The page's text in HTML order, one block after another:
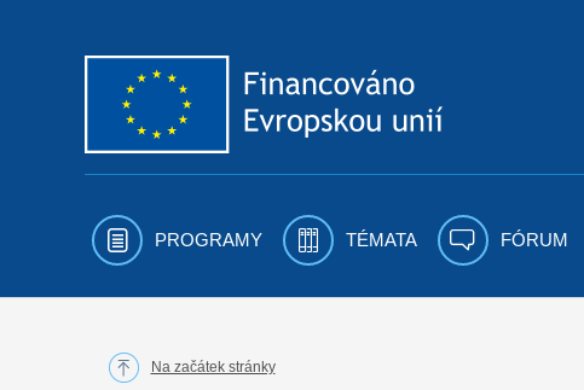
PROGRAMY TÉMATA FÓRUM
Na začátek stránky